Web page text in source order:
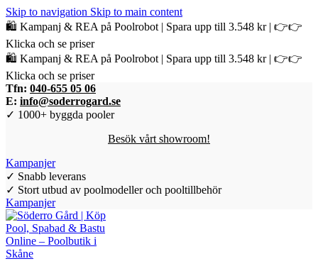
Skip to navigation Skip to main content
🛍️ Kampanj & REA på Poolrobot | Spara upp till 3.548 kr | 👉👉
Klicka och se priser
🛍️ Kampanj & REA på Poolrobot | Spara upp till 3.548 kr | 👉👉
Klicka och se priser
Tfn: 040-655 05 06
E: info@soderrogard.se
✓ 1000+ byggda pooler
Besök vårt showroom!
Kampanjer
✓ Snabb leverans
✓ Stort utbud av poolmodeller och pooltillbehör
Kampanjer